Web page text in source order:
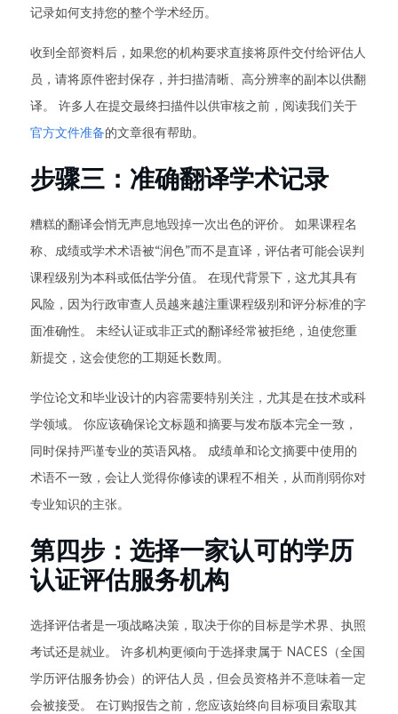
记录如何支持您的整个学术经历。
收到全部资料后，如果您的机构要求直接将原件交付给评估人
员，请将原件密封保存，并扫描清晰、高分辨率的副本以供翻
译。 许多人在提交最终扫描件以供审核之前，阅读我们关于
官方文件准备的文章很有帮助。
步骤三：准确翻译学术记录
糟糕的翻译会悄无声息地毁掉一次出色的评价。 如果课程名
称、成绩或学术术语被“润色”而不是直译，评估者可能会误判
课程级别为本科或低估学分值。 在现代背景下，这尤其具有
风险，因为行政审查人员越来越注重课程级别和评分标准的字
面准确性。 未经认证或非正式的翻译经常被拒绝，迫使您重
新提交，这会使您的工期延长数周。
学位论文和毕业设计的内容需要特别关注，尤其是在技术或科
学领域。 你应该确保论文标题和摘要与发布版本完全一致，
同时保持严谨专业的英语风格。 成绩单和论文摘要中使用的
术语不一致，会让人觉得你修读的课程不相关，从而削弱你对
专业知识的主张。
第四步：选择一家认可的学历
认证评估服务机构
选择评估者是一项战略决策，取决于你的目标是学术界、执照
考试还是就业。 许多机构更倾向于选择隶属于 NACES（全国
学历评估服务协会）的评估人员，但会员资格并不意味着一定
会被接受。 在订购报告之前，您应该始终向目标项目索取其